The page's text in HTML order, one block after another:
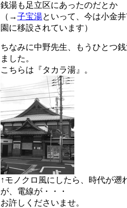
銭湯も足立区にあったのだとか
（→子宝湯といって、今は小金
園に移設されています）
ちなみに中野先生、もうひとつ
ました。
こちらは『タカラ湯』。
↑モノクロ風にしたら、時代が遡
が、電線が・・・
お許しくださいませ。